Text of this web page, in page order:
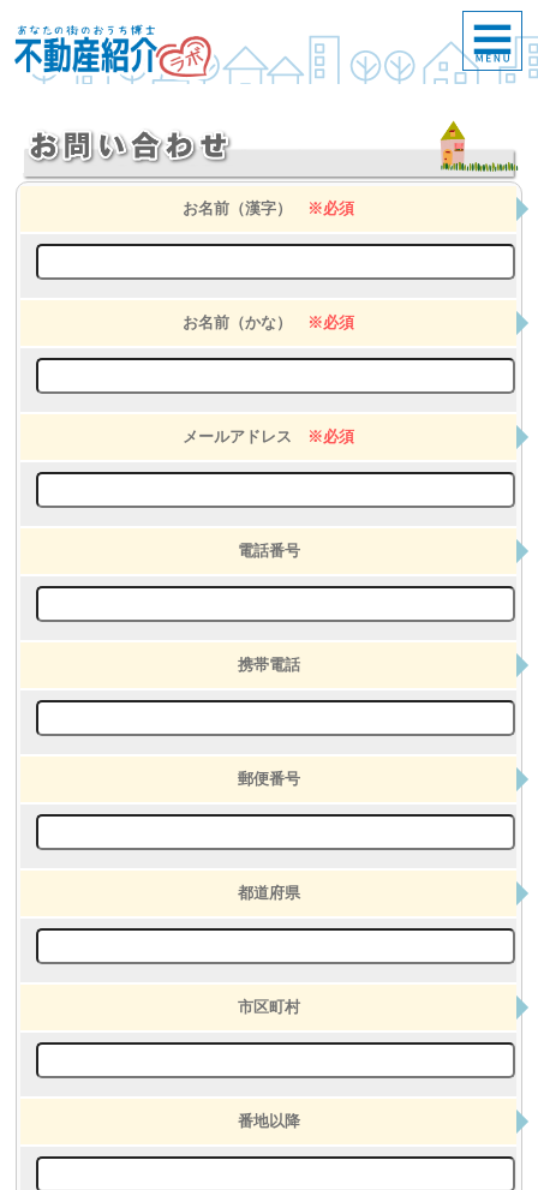
お名前（漢字） ※必須
お名前（かな） ※必須
メールアドレス ※必須
電話番号
携帯電話
郵便番号
都道府県
市区町村
番地以降